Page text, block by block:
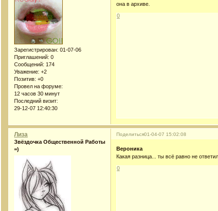
Зарегистрирован: 01-07-06
Приглашений: 0
Сообщений: 174
Уважение: +2
Позитив: +0
Провел на форуме:
12 часов 30 минут
Последний визит:
29-12-07 12:40:30
она в архиве.
0
Поделиться01-04-07 15:02:08
Лиза
Звёздочка Общественной Работы
=)
Вероника
Какая разница... ты всё равно не
0